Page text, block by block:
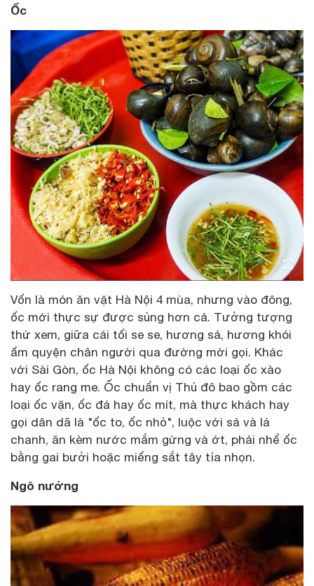
Ốc
Vốn là món ăn vặt Hà Nội 4 mùa, nhưng vào đông,
ốc mới thực sự được sủng hơn cả. Tưởng tượng
thử xem, giữa cái tối se se, hương sả, hương khói
ấm quyện chân người qua đường mời gọi. Khác
với Sài Gòn, ốc Hà Nội không có các loại ốc xào
hay ốc rang me. Ốc chuẩn vị Thủ đô bao gồm các
loại ốc vặn, ốc đá hay ốc mít, mà thực khách hay
gọi dân dã là "ốc to, ốc nhỏ", luộc với sả và lá
chanh, ăn kèm nước mắm gừng và ớt, phải nhể ốc
bằng gai bưởi hoặc miếng sắt tây tỉa nhọn.
Ngô nướng